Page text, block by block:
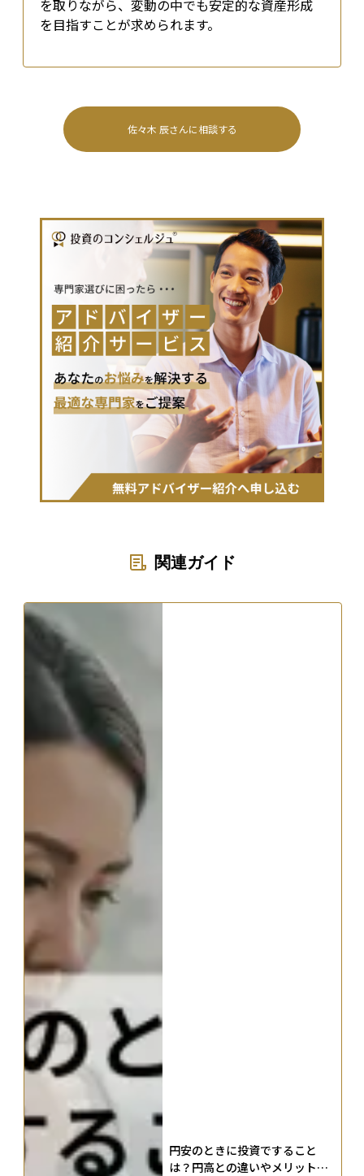
を取りながら、変動の中でも安定的な資産形成
を目指すことが求められます。
佐々木 辰さんに相談する
関連ガイド
円安のときに投資ですること
は？円高との違いやメリット、